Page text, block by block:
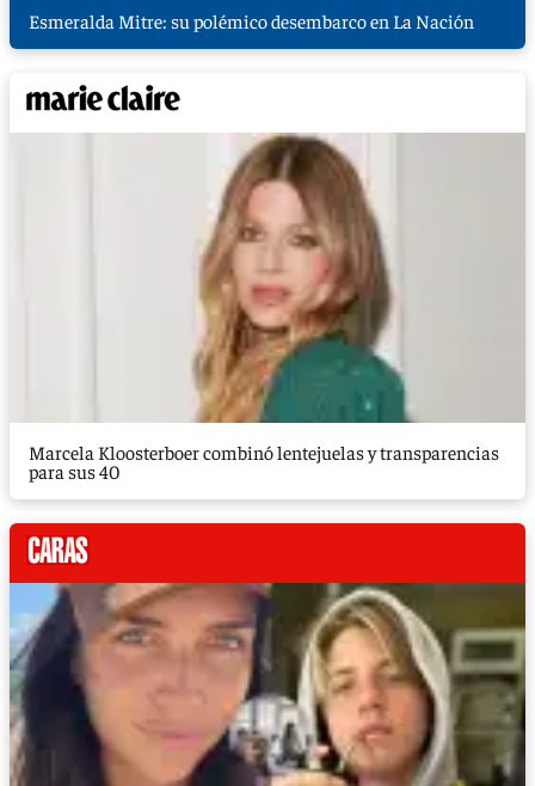
Esmeralda Mitre: su polémico desembarco en La Nación
Marcela Kloosterboer combinó lentejuelas y transparencias
para sus 40